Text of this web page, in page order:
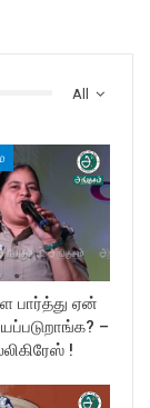
All
பார்த்து ஏன்
–
!